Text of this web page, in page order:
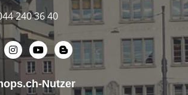
240 36 40
Nutzer